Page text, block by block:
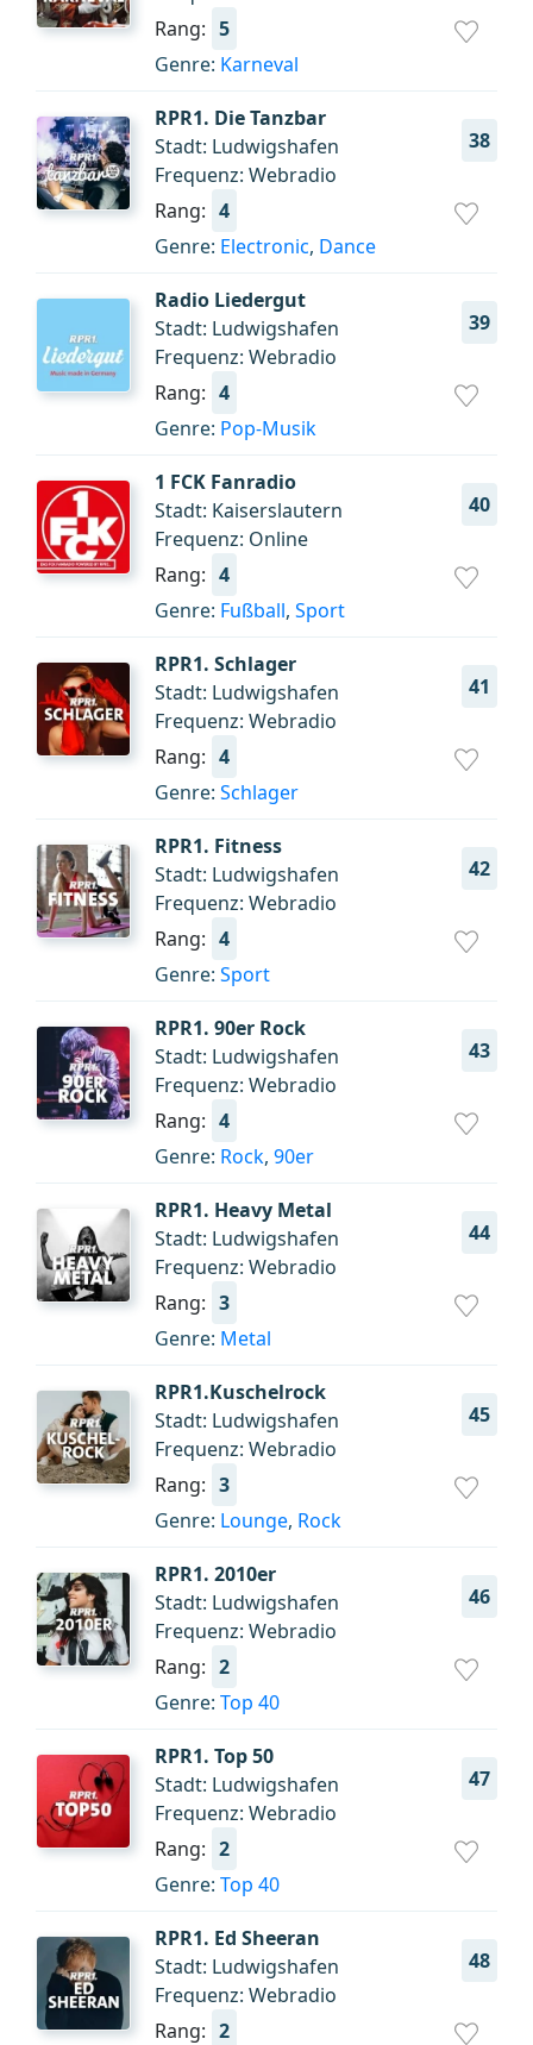
Rang: 5
Genre: Karneval
RPR1. Die Tanzbar
38
Stadt: Ludwigshafen
Frequenz: Webradio
Rang: 4
Genre: Electronic, Dance
Radio Liedergut
39
Stadt: Ludwigshafen
Frequenz: Webradio
Rang: 4
Genre: Pop-Musik
1 FCK Fanradio
40
Stadt: Kaiserslautern
Frequenz: Online
Rang: 4
Genre: Fußball, Sport
RPR1. Schlager
41
Stadt: Ludwigshafen
Frequenz: Webradio
Rang: 4
Genre: Schlager
RPR1. Fitness
42
Stadt: Ludwigshafen
Frequenz: Webradio
Rang: 4
Genre: Sport
RPR1. 90er Rock
43
Stadt: Ludwigshafen
Frequenz: Webradio
Rang: 4
Genre: Rock, 90er
RPR1. Heavy Metal
44
Stadt: Ludwigshafen
Frequenz: Webradio
Rang: 3
Genre: Metal
RPR1.Kuschelrock
45
Stadt: Ludwigshafen
Frequenz: Webradio
Rang: 3
Genre: Lounge, Rock
RPR1. 2010er
46
Stadt: Ludwigshafen
Frequenz: Webradio
Rang: 2
Genre: Top 40
RPR1. Top 50
47
Stadt: Ludwigshafen
Frequenz: Webradio
Rang: 2
Genre: Top 40
RPR1. Ed Sheeran
48
Stadt: Ludwigshafen
Frequenz: Webradio
Rang: 2